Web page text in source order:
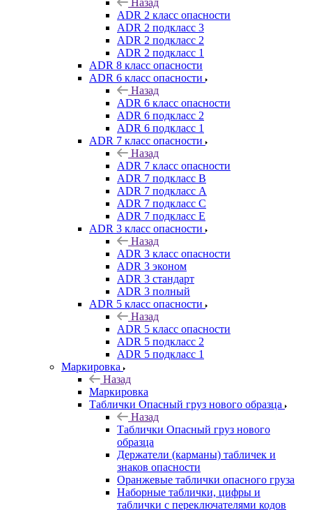
Назад
ADR 2 класс опасности
ADR 2 подкласс 3
ADR 2 подкласс 2
ADR 2 подкласс 1
ADR 8 класс опасности
ADR 6 класс опасности
Назад
ADR 6 класс опасности
ADR 6 подкласс 2
ADR 6 подкласс 1
ADR 7 класс опасности
Назад
ADR 7 класс опасности
ADR 7 подкласс B
ADR 7 подкласс A
ADR 7 подкласс C
ADR 7 подкласс E
ADR 3 класс опасности
Назад
ADR 3 класс опасности
ADR 3 эконом
ADR 3 стандарт
ADR 3 полный
ADR 5 класс опасности
Назад
ADR 5 класс опасности
ADR 5 подкласс 2
ADR 5 подкласс 1
Маркировка
Назад
Маркировка
Таблички Опасный груз нового образца
Назад
Таблички Опасный груз нового
образца
Держатели (карманы) табличек и
знаков опасности
Оранжевые таблички опасного груза
Наборные таблички, цифры и
таблички с переключателями кодов